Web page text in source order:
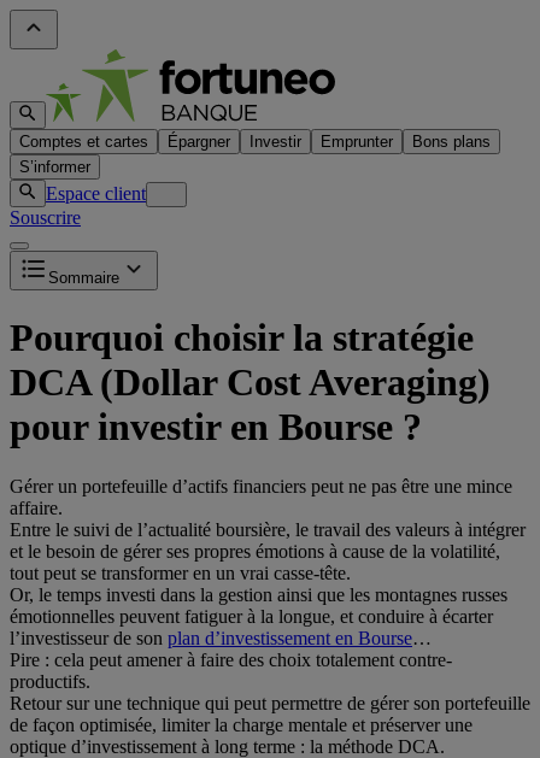
Comptes et cartes Épargner Investir Emprunter
Bons plans
S’informer
Espace client
Souscrire
Sommaire
Pourquoi choisir la stratégie
DCA (Dollar Cost Averaging)
pour investir en Bourse ?
Gérer un portefeuille d’actifs financiers peut ne pas être une mince
affaire.
Entre le suivi de l’actualité boursière, le travail des valeurs à intégrer
et le besoin de gérer ses propres émotions à cause de la volatilité,
tout peut se transformer en un vrai casse-tête.
Or, le temps investi dans la gestion ainsi que les montagnes russes
émotionnelles peuvent fatiguer à la longue, et conduire à écarter
l’investisseur de son plan d’investissement en Bourse…
Pire : cela peut amener à faire des choix totalement contre-
productifs.
Retour sur une technique qui peut permettre de gérer son portefeuille
de façon optimisée, limiter la charge mentale et préserver une
optique d’investissement à long terme : la méthode DCA.